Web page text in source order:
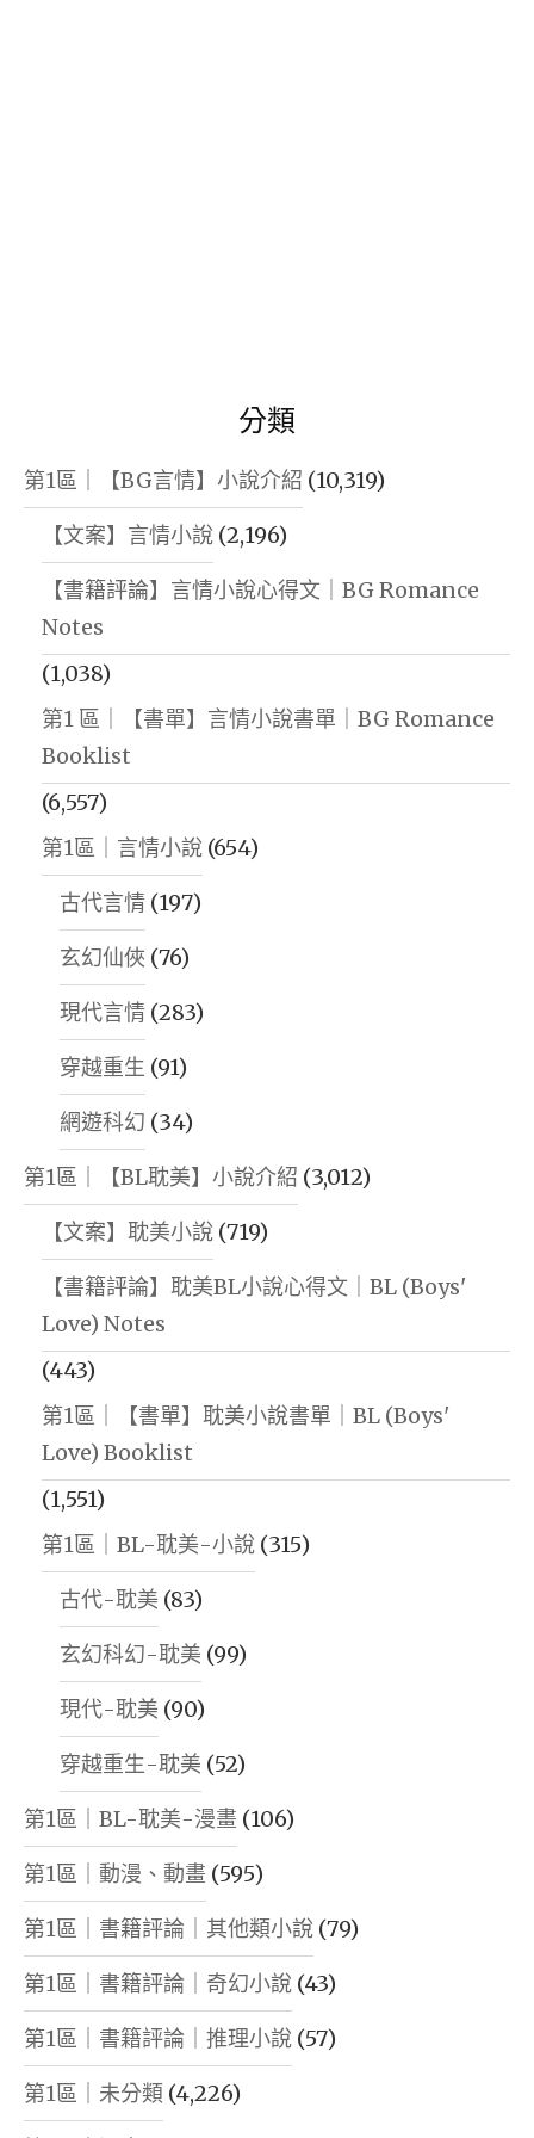
分類
第1區｜【BG言情】小說介紹 (10,319)
【文案】言情小說 (2,196)
【書籍評論】言情小說心得文｜BG Romance
Notes
(1,038)
第1 區｜【書單】言情小說書單｜BG Romance
Booklist
(6,557)
第1區｜言情小說 (654)
古代言情 (197)
玄幻仙俠 (76)
現代言情 (283)
穿越重生 (91)
網遊科幻 (34)
第1區｜【BL耽美】小說介紹 (3,012)
【文案】耽美小說 (719)
【書籍評論】耽美BL小說心得文｜BL (Boys'
Love) Notes
(443)
第1區｜【書單】耽美小說書單｜BL (Boys'
Love) Booklist
(1,551)
第1區｜BL-耽美-小說 (315)
古代-耽美 (83)
玄幻科幻-耽美 (99)
現代-耽美 (90)
穿越重生-耽美 (52)
第1區｜BL-耽美-漫畫 (106)
第1區｜動漫、動畫 (595)
第1區｜書籍評論｜其他類小說 (79)
第1區｜書籍評論｜奇幻小說 (43)
第1區｜書籍評論｜推理小說 (57)
第1區｜未分類 (4,226)